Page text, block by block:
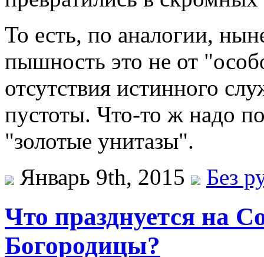
То есть, по аналогии,
пышность это не от
отсутствия истинного
пустоты. Что-то ж надо
"золотые унитазы".
Январь 9th, 2015
Без
Что празднуется на
Богородицы?